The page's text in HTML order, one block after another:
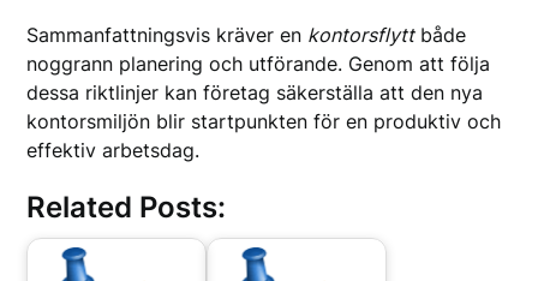
Sammanfattningsvis kräver en kontorsflyttbåde
noggrann planering och utförande. Genom att följa
dessa riktlinjer kan företag säkerställa att den nya
kontorsmiljön blir startpunkten för en produktiv och
effektiv arbetsdag.
Related Posts: